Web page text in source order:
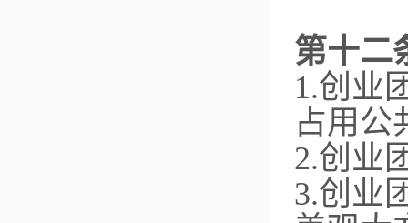
第十二
1.创业
占用公
2.创业
3.创业